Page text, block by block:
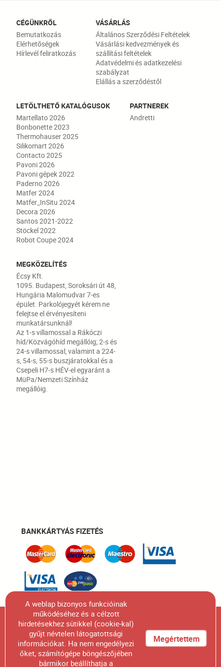
CÉGÜNKRŐL
Bemutatkozás
Elérhetőségek
Hírlevél feliratkozás
VÁSÁRLÁS
Általános Szerződési Feltételek
Vásárlási kedvezmények és
szállítási feltételek
Adatvédelmi és adatkezelési
szabályzat
Elállás a szerződéstől
LETÖLTHETŐ KATALÓGUSOK
Martellato 2026
Bonbonette 2023
Thermohauser 2025
Silikomart 2026
Contacto 2025
Pavoni 2026
Pavoni gépek 2022
Paderno 2026
Matfer 2024
Matfer_InSitu 2024
Decora 2026
Santos 2021-2022
Stöckel 2022
Robot Coupe 2024
PARTNEREK
Andretti
MEGKÖZELÍTÉS
Écsy Kft.
1095. Budapest, Soroksári út 48,
Hungária Malomudvar 7-es
épület. Parkolójegyét kérem ne
felejtse el érvényesíteni
munkatársunknál!
Az 1-s villamossal a Rákóczi
híd/Közvágóhíd megállóig; 2-s és
24-s villamossal; valamint a 224-
s, 54-s, 55-s buszjáratokkal és a
Csepeli H7-s HÉV-el egyaránt a
MüPa/Nemzeti Színház
megállóig.
BANKKÁRTYÁS FIZETÉS
Figyelem! A honlapunkon szereplő összes termék
fényképének engedélyünk nélküli felhasználása,
sokszorosítása, kiadványban való megjelentetése
szigorúan tilos.
A weblap bizonyos funkcióinak
működéséhez és a célzott
hirdetésekhez sütikkel (cookie-kal)
gyűjt névtelen látogatottsági
információkat. Ha nem engedélyezi
őket, számítógépe böngészőjében
bármikor beállíthatja a
Megértettem